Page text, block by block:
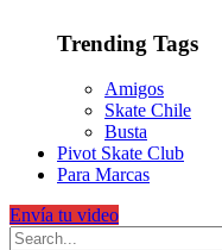
Trending Tags
Amigos
Skate Chile
Busta
Pivot Skate Club
Para Marcas
Envía tu video